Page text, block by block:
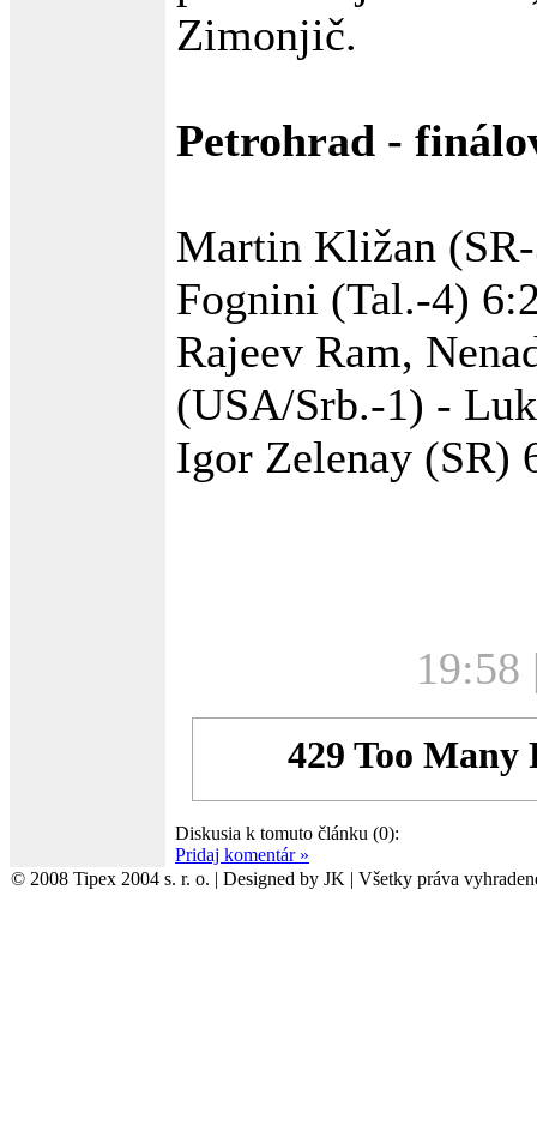
Zimonjič.
Petrohrad -
Martin Kližan
Fognini (Tal.-4)
Rajeev Ram,
(USA/Srb.-1) -
Igor Zelenay (SR)
19:58
Diskusia k tomuto článku (0):
Pridaj komentár »
© 2008 Tipex 2004 s. r. o. | Designed by JK | Všetky práva